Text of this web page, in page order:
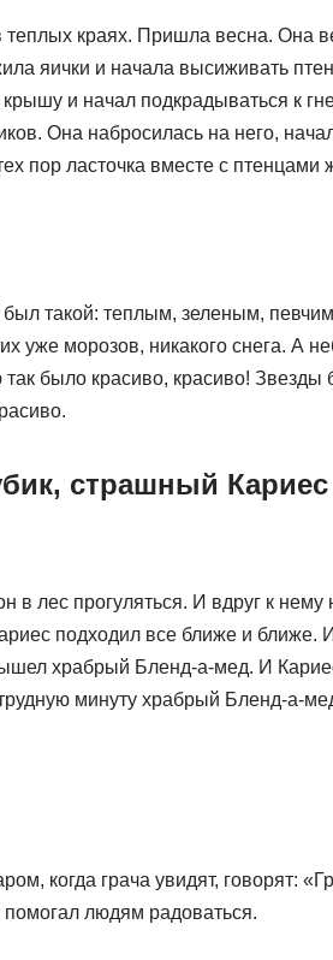
краях. Пришла весна. Она
яички и начала высиживать
и начал подкрадываться к
Она набросилась на него,
пор ласточка вместе с птенцами
такой: теплым, зеленым,
уже морозов, никакого снега. А
так было красиво, красиво!
страшный
лес прогуляться. И вдруг к нему
подходил все ближе и ближе.
храбрый Бленд-а-мед. И
минуту храбрый Бленд-а-
когда грача увидят, говорят:
помогал людям радоваться.